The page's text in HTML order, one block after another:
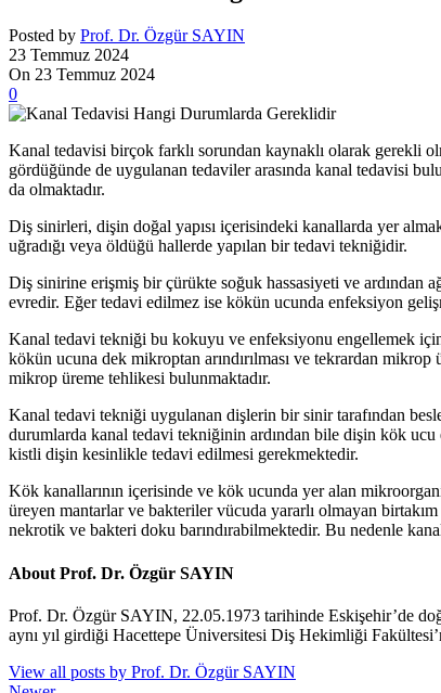
Posted by Prof. Dr. Özgür SAYIN
23 Temmuz 2024
On 23 Temmuz 2024
0
Kanal tedavisi birçok farklı sorundan kaynaklı olarak gerekli
gördüğünde de uygulanan tedaviler arasında kanal tedavisi
da olmaktadır.
Diş sinirleri, dişin doğal yapısı içerisindeki kanallarda yer
uğradığı veya öldüğü hallerde yapılan bir tedavi tekniğidir.
Diş sinirine erişmiş bir çürükte soğuk hassasiyeti ve ardından
evredir. Eğer tedavi edilmez ise kökün ucunda enfeksiyon
Kanal tedavi tekniği bu kokuyu ve enfeksiyonu engellemek için
kökün ucuna dek mikroptan arındırılması ve tekrardan
mikrop üreme tehlikesi bulunmaktadır.
Kanal tedavi tekniği uygulanan dişlerin bir sinir tarafından
durumlarda kanal tedavi tekniğinin ardından bile dişin kök
kistli dişin kesinlikle tedavi edilmesi gerekmektedir.
Kök kanallarının içerisinde ve kök ucunda yer alan
üreyen mantarlar ve bakteriler vücuda yararlı olmayan
nekrotik ve bakteri doku barındırabilmektedir. Bu nedenle
About Prof. Dr. Özgür SAYIN
Prof. Dr. Özgür SAYIN, 22.05.1973 tarihinde Eskişehir’de
aynı yıl girdiği Hacettepe Üniversitesi Diş Hekimliği
View all posts by Prof. Dr. Özgür SAYIN